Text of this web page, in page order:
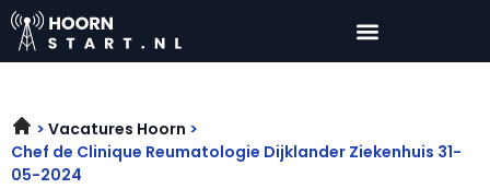
Vacatures Hoorn
Chef de Clinique Reumatologie Dijklander Ziekenhuis 31-
05-2024